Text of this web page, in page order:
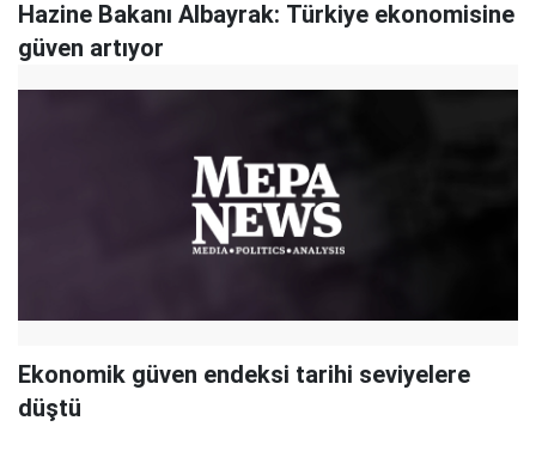
Hazine Bakanı Albayrak: Türkiye ekonomisine
güven artıyor
Ekonomik güven endeksi tarihi seviyelere
düştü